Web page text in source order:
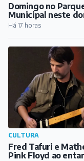
Domingo no
Municipal neste
Há 17 horas
CULTURA
Fred Tafuri e
Pink Floyd ao